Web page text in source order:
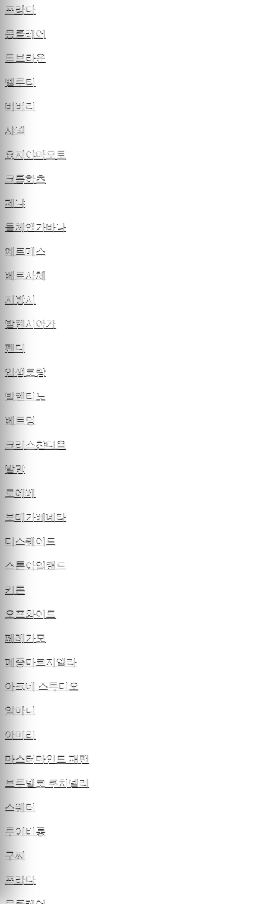
프라다
몽클레어
톰브라운
벨루티
버버리
샤넬
요지야마모토
크롬하츠
제냐
돌체앤가바나
에르메스
베르사체
지방시
발렌시아가
펜디
입생로랑
발렌티노
베트멍
크리스챤디올
발망
로에베
보테가베네타
디스퀘어드
스톤아일랜드
키톤
오프화이트
페레가모
메종마르지엘라
아크네 스튜디오
알마니
아미리
마스터마인드 재팬
브루넬로 쿠치넬리
스웨터
루이비통
구찌
프라다